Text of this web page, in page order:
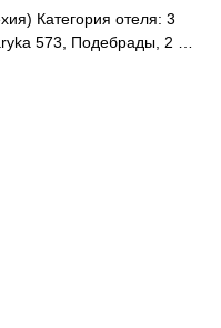
Категория отеля: 3
573, Подебрады, 2 …